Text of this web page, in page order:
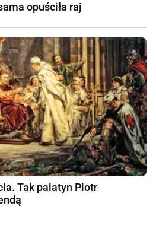
opuściła raj
Tak palatyn Piotr